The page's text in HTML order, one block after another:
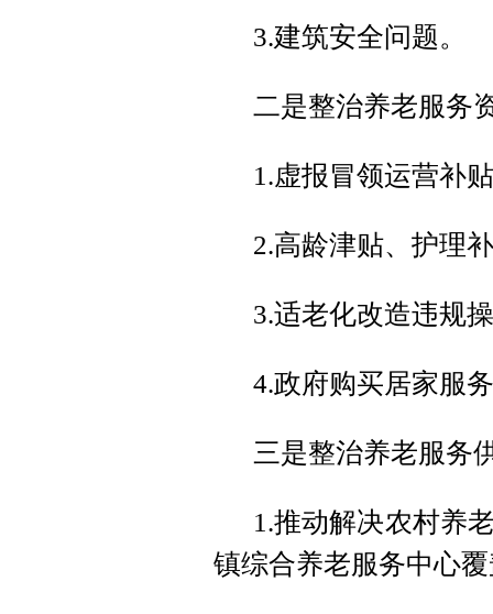
3.建筑安全问题。
二是整治养老服务
1.虚报冒领运营补
2.高龄津贴、护理
3.适老化改造违规
4.政府购买居家服
三是整治养老服务
1.推动解决农村养
镇综合养老服务中心